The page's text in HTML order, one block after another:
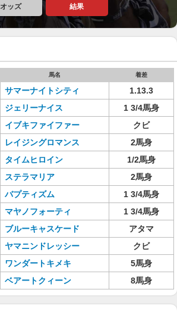
オッズ 結果
馬名 着差
サマーナイトシティ
1.13.3
ジェリーナイス
1 3/4馬身
イブキファイファー
クビ
レイジングロマンス
2馬身
タイムヒロイン
1/2馬身
ステラマリア
2馬身
バプティズム
1 3/4馬身
マヤノフォーティ
1 3/4馬身
ブルーキャスケード
アタマ
ヤマニンドレッシー
クビ
ワンダートキメキ
5馬身
ベアートクィーン 8馬身